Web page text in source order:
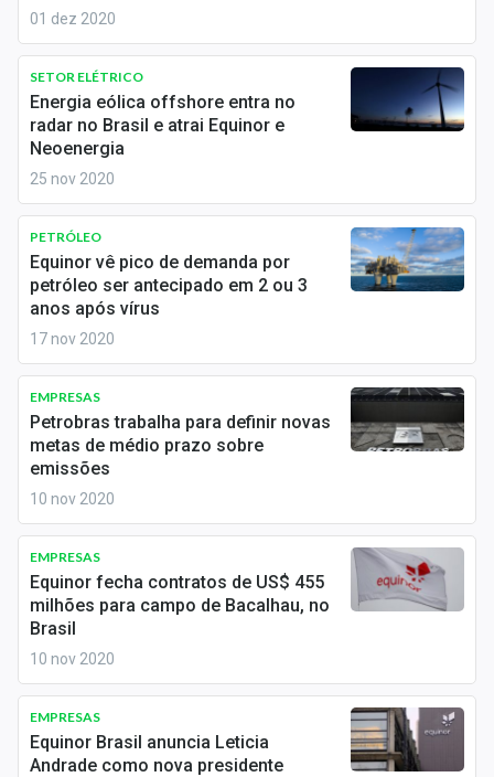
Últimas Notícias
Newsletters
Cotações
Comprar ou vender?
Carteiras Recomendadas
Central de Dividendos
Central de Fundos Imobiliários
Central dos IPOs
Renda Fixa
Finanças Pessoais
Economia
Empresas
Brasil
Política
Colunas
01 dez 2020
SETOR ELÉTRICO
Energia eólica offshore entra no
radar no Brasil e atrai Equinor e
Neoenergia
25 nov 2020
PETRÓLEO
Equinor vê pico de demanda por
petróleo ser antecipado em 2 ou 3
anos após vírus
17 nov 2020
EMPRESAS
Petrobras trabalha para definir novas
metas de médio prazo sobre
emissões
10 nov 2020
EMPRESAS
Equinor fecha contratos de US$ 455
milhões para campo de Bacalhau, no
Brasil
10 nov 2020
EMPRESAS
Equinor Brasil anuncia Leticia
Andrade como nova presidente